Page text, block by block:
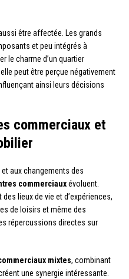
être affectée. Les grands
et peu intégrés à
le charme d’un quartier
peut être perçue négativement
ainsi leurs décisions
commerciaux et
aux changements des
commerciauxévoluent.
lieux de vie et d’expériences,
de loisirs et même des
répercussions directes sur
mixtes, combinant
une synergie intéressante.